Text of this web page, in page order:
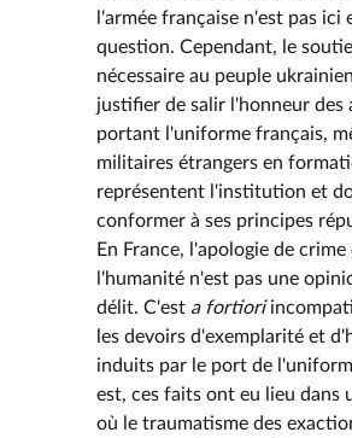
l'armée française n'est pas ici
question. Cependant, le
nécessaire au peuple
justifier de salir l'honneur des
portant l'uniforme français,
militaires étrangers en
représentent l'institution et
conformer à ses principes
En France, l'apologie de
l'humanité n'est pas une
délit. C'est a fortiori
les devoirs d'exemplarité et
induits par le port de
est, ces faits ont eu lieu dans
où le traumatisme des